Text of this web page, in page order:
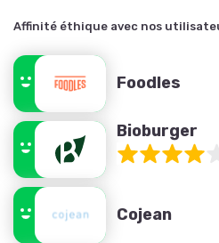
Affinité éthique avec nos
Foodles
Bioburger
Cojean